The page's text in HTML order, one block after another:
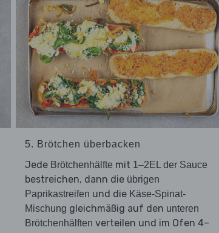
5. Brötchen überbacken
Jede Brötchenhälfte mit 1–2EL der Sauce
bestreichen, dann die übrigen
Paprikastreifen und die Käse-Spinat-
Mischung gleichmäßig auf den unteren
Brötchenhälften verteilen und im Ofen 4–